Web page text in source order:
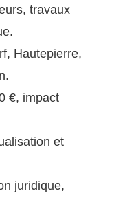
travaux
Hautepierre,
€, impact
et
juridique,